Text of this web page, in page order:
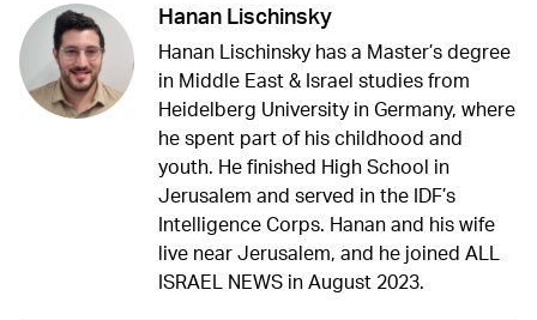
Hanan Lischinsky
Hanan Lischinsky has a Master’s degree
in Middle East & Israel studies from
Heidelberg University in Germany, where
he spent part of his childhood and
youth. He finished High School in
Jerusalem and served in the IDF’s
Intelligence Corps. Hanan and his wife
live near Jerusalem, and he joined ALL
ISRAEL NEWS in August 2023.